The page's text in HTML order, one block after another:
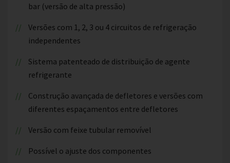
bar (versão de alta pressão)
Versões com 1, 2, 3 ou 4 circuitos de refrigeração
independentes
Sistema patenteado de distribuição de agente
refrigerante
Construção avançada de defletores e versões com
diferentes espaçamentos entre defletores
Versão com feixe tubular removível
Possível o ajuste dos componentes